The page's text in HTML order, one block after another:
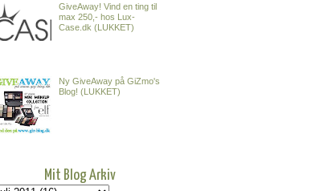
GiveAway! Vind en ting til
max 250,- hos Lux-
Case.dk (LUKKET)
Ny GiveAway på GiZmo's
Blog! (LUKKET)
Mit Blog Arkiv